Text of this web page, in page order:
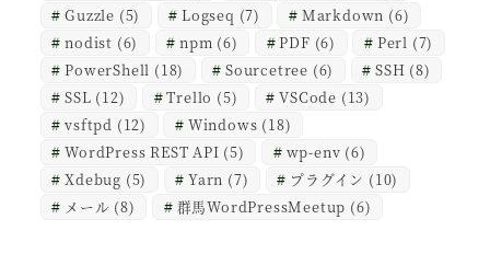
Guzzle (5) Logseq (7) Markdown (6)
nodist (6) npm (6) PDF (6) Perl (7)
PowerShell (18) Sourcetree (6) SSH (8)
SSL (12) Trello (5) VSCode (13)
vsftpd (12) Windows (18)
WordPress REST API (5) wp-env (6)
Xdebug (5) Yarn (7) プラグイン (10)
メール (8) 群馬WordPressMeetup (6)